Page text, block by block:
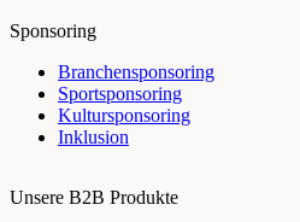
Sponsoring
Branchensponsoring
Sportsponsoring
Kultursponsoring
Inklusion
Unsere B2B Produkte